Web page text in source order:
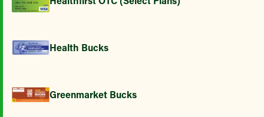
Health Bucks
Greenmarket Bucks